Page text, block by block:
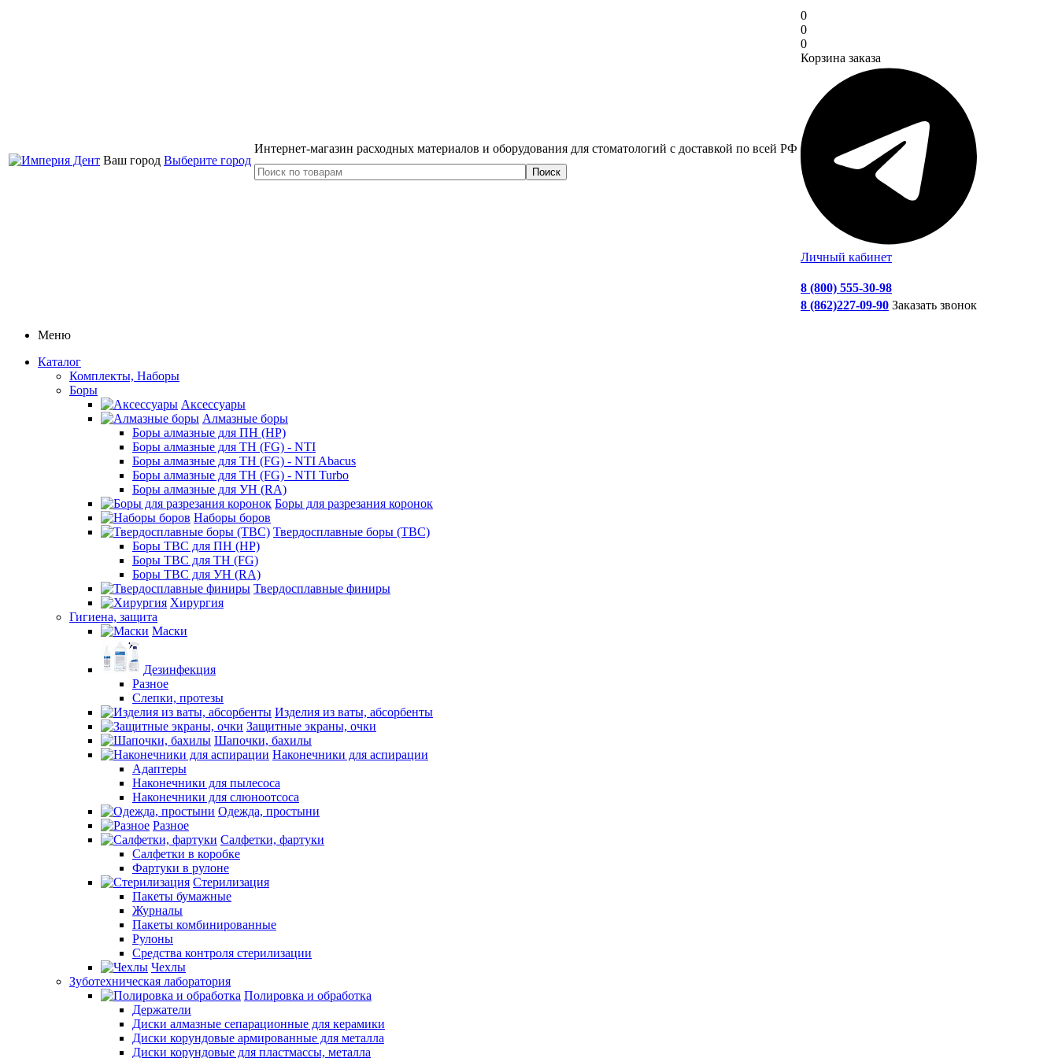
Ваш город Выберите город
Интернет-магазин расходных материалов и оборудования для стоматологий с доставкой по всей РФ
0
0
0
Корзина заказа
Личный кабинет
8 (800) 555-30-98
8 (862)227-09-90 Заказать звонок
Меню
Каталог
Комплекты, Наборы
Боры
Аксессуары
Алмазные боры
Боры алмазные для ПН (HP)
Боры алмазные для ТН (FG) - NTI
Боры алмазные для ТН (FG) - NTI Abacus
Боры алмазные для ТН (FG) - NTI Turbo
Боры алмазные для УН (RA)
Боры для разрезания коронок
Наборы боров
Твердосплавные боры (ТВС)
Боры ТВС для ПН (HP)
Боры ТВС для ТН (FG)
Боры ТВС для УН (RA)
Твердосплавные финиры
Хирургия
Гигиена, защита
Маски
Дезинфекция
Разное
Слепки, протезы
Изделия из ваты, абсорбенты
Защитные экраны, очки
Шапочки, бахилы
Наконечники для аспирации
Адаптеры
Наконечники для пылесоса
Наконечники для слюноотсоса
Одежда, простыни
Разное
Салфетки, фартуки
Салфетки в коробке
Фартуки в рулоне
Стерилизация
Пакеты бумажные
Журналы
Пакеты комбинированные
Рулоны
Средства контроля стерилизации
Чехлы
Зуботехническая лаборатория
Полировка и обработка
Держатели
Диски алмазные сепарационные для керамики
Диски корундовые армированные для металла
Диски корундовые для пластмассы, металла